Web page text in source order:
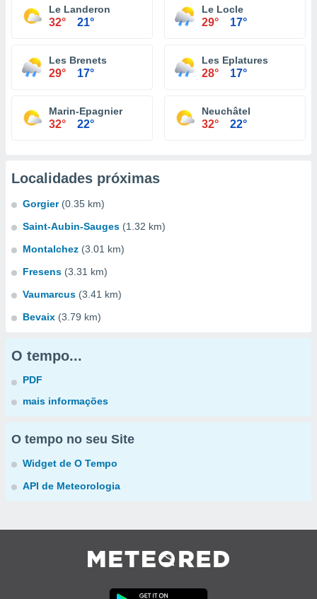
Le Landeron
32° 21°
Le Locle
29° 17°
Les Brenets
29° 17°
Les Eplatures
28° 17°
Marin-Epagnier
32° 22°
Neuchâtel
32° 22°
Localidades próximas
Gorgier (0.35 km)
Saint-Aubin-Sauges (1.32 km)
Montalchez (3.01 km)
Fresens (3.31 km)
Vaumarcus (3.41 km)
Bevaix (3.79 km)
O tempo...
PDF
mais informações
O tempo no seu Site
Widget de O Tempo
API de Meteorologia